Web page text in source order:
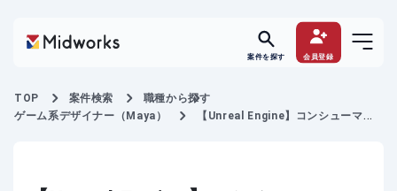
案件を探す 会員登録
TOP 案件検索
職種から探す
ゲーム系デザイナー（Maya）
【Unreal Engine】コンシューマー